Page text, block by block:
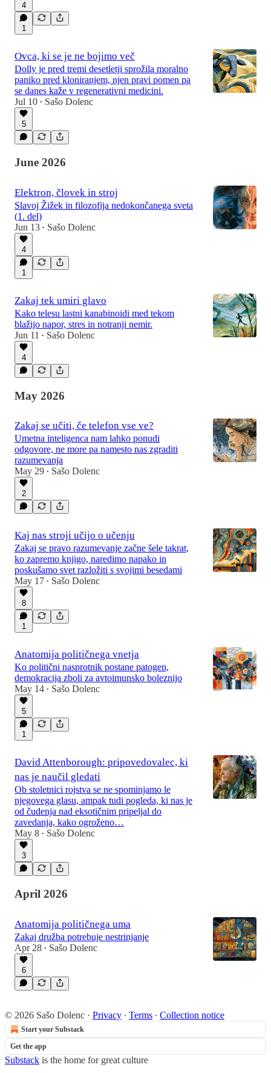
4
1
Ovca, ki se je ne bojimo več
Dolly je pred tremi desetletji sprožila moralno
paniko pred kloniranjem, njen pravi pomen pa
se danes kaže v regenerativni medicini.
Jul 10 • Sašo Dolenc
5
June 2026
Elektron, človek in stroj
Slavoj Žižek in filozofija nedokončanega sveta
(1. del)
Jun 13 • Sašo Dolenc
4
1
Zakaj tek umiri glavo
Kako telesu lastni kanabinoidi med tekom
blažijo napor, stres in notranji nemir.
Jun 11
• Sašo Dolenc
4
May 2026
Zakaj se učiti, če telefon vse ve?
Umetna inteligenca nam lahko ponudi
odgovore, ne more pa namesto nas zgraditi
razumevanja
May 29 • Sašo Dolenc
2
Kaj nas stroji učijo o učenju
Zakaj se pravo razumevanje začne šele takrat,
ko zapremo knjigo, naredimo napako in
poskušamo svet razložiti s svojimi besedami
May 17 • Sašo Dolenc
8
1
Anatomija političnega vnetja
Ko politični nasprotnik postane patogen,
demokracija zboli za avtoimunsko boleznijo
May 14 • Sašo Dolenc
5
1
David Attenborough: pripovedovalec, ki
nas je naučil gledati
Ob stoletnici rojstva se ne spominjamo le
njegovega glasu, ampak tudi pogleda, ki nas je
od čudenja nad eksotičnim pripeljal do
zavedanja, kako ogroženo…
May 8 • Sašo Dolenc
3
April 2026
Anatomija političnega uma
Zakaj družba potrebuje nestrinjanje
Apr 28 • Sašo Dolenc
6
© 2026 Sašo Dolenc · Privacy ∙ Terms ∙ Collection notice
Start your Substack
Get the app
Substack is the home for great culture